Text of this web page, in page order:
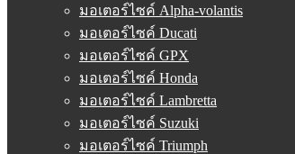
มอเตอร์ไซค์ Alpha-volantis
มอเตอร์ไซค์ Ducati
มอเตอร์ไซค์ GPX
มอเตอร์ไซค์ Honda
มอเตอร์ไซค์ Lambretta
มอเตอร์ไซค์ Suzuki
มอเตอร์ไซค์ Triumph